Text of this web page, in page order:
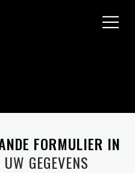
FORMULIER IN
GEGEVENS